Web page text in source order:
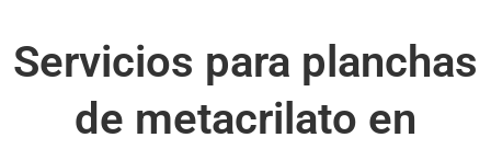
Servicios para planchas
de metacrilato en